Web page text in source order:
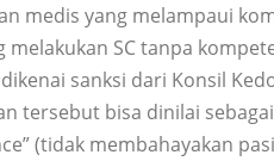
medis yang melampaui
SC tanpa
sanksi dari Konsil
tersebut bisa dinilai
(tidak membahayakan